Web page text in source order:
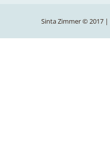
Sinta Zimmer © 2017 |